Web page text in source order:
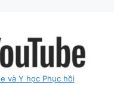
và Y học Phục hồi